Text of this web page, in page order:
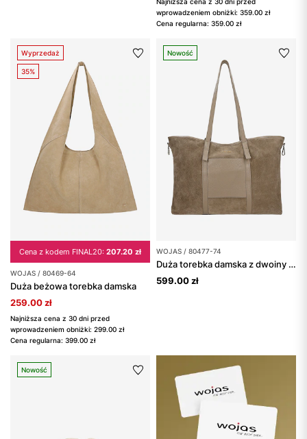
wprowadzeniem obniżki: 359.00 zł
Cena regularna: 359.00 zł
Wyprzedaż
35%
Cena z kodem FINAL20: 207.20 zł
WOJAS / 80469-64
Duża beżowa torebka damska
259.00 zł
Najniższa cena z 30 dni przed
wprowadzeniem obniżki: 299.00 zł
Cena regularna: 399.00 zł
Nowość
WOJAS / 80477-74
Duża torebka damska z dwoiny welurowej i skóry licowej
599.00 zł
Nowość